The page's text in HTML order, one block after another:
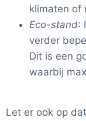
klimaten of
Eco-stand:
verder
Dit is een
waarbij
Let er ook op